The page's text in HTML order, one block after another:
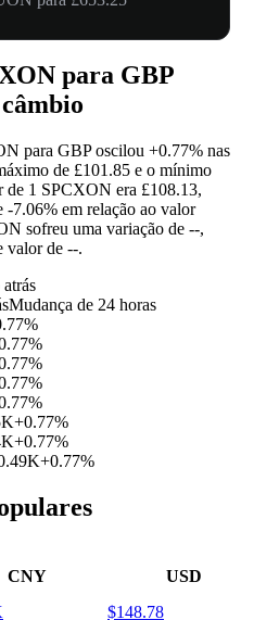
para GBP
para GBP oscilou +0.77% nas
de £101.85 e o mínimo
de 1 SPCXON era £108.13,
-7.06% em relação ao valor
sofreu uma variação de --,
valor de --.
atrás
Mudança de 24 horas
+0.77%
+0.77%
+0.77%
CNY USD
$148.78